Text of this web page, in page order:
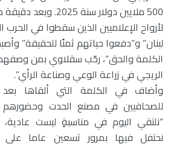
500 ملايين دولار سنة 2025.
وبعد دقيقة
لأرواح الإعلاميين الذين سقطوا في الحرب
لبنان” و”دفعوا حياتهم ثمنًا للحقيقة”
الكلمة والحق”، رحّب سقلاوي بمن
الريجي في زراعة الوعي وصناعة الرأي”.
وأضاف في الكلمة التي ألقاها بعد
للصحافيين في مصنع الحدت وحضورهم
“نلتقي اليوم في مناسبةٍ ليست
نحتفل فيها بمرور تسعين عاما على